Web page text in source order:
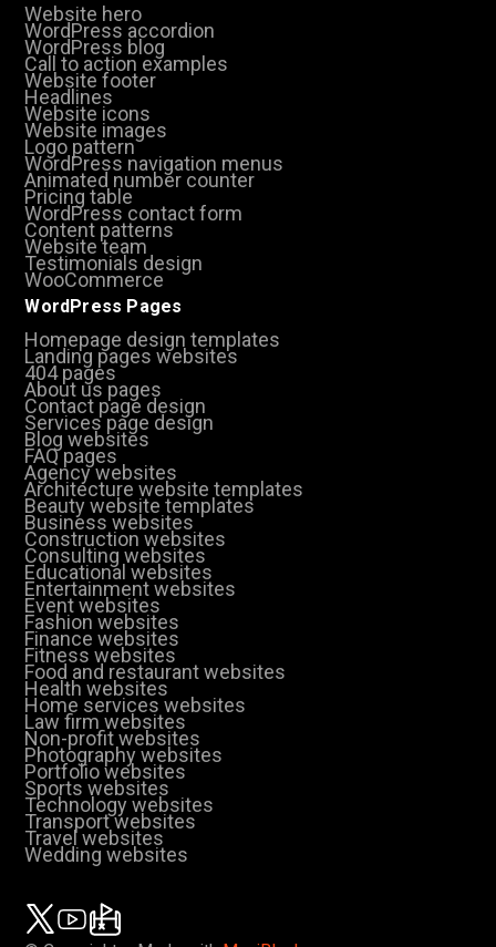
Website hero
WordPress accordion
WordPress blog
Call to action examples
Website footer
Headlines
Website icons
Website images
Logo pattern
WordPress navigation menus
Animated number counter
Pricing table
WordPress contact form
Content patterns
Website team
Testimonials design
WooCommerce
WordPress Pages
Homepage design templates
Landing pages websites
404 pages
About us pages
Contact page design
Services page design
Blog websites
FAQ pages
Agency websites
Architecture website templates
Beauty website templates
Business websites
Construction websites
Consulting websites
Educational websites
Entertainment websites
Event websites
Fashion websites
Finance websites
Fitness websites
Food and restaurant websites
Health websites
Home services websites
Law firm websites
Non-profit websites
Photography websites
Portfolio websites
Sports websites
Technology websites
Transport websites
Travel websites
Wedding websites